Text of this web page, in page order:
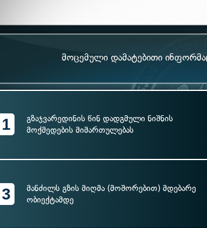
მოცემული დამატებითი
1
გზაჯვარედინის წინ დადგმული ნიშნის
მოქმედების მიმართულებას
3
მანძილს გზის მიღმა (მოშორებით) მდებარე
ობიექტამდე